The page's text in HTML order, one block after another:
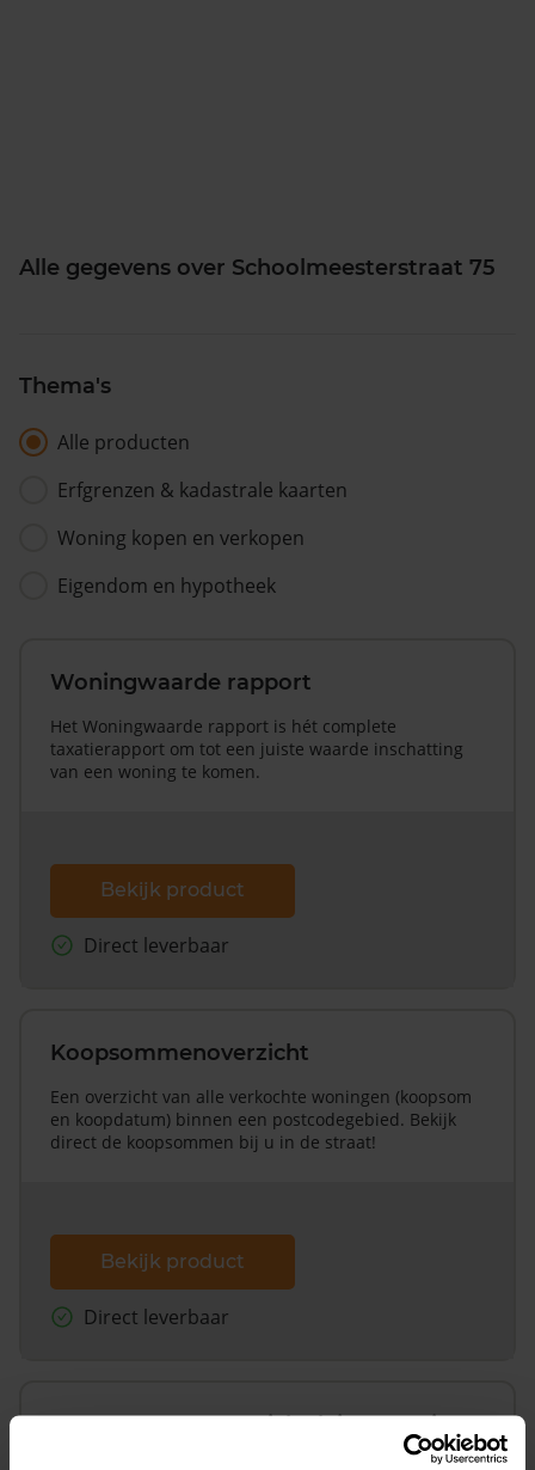
Alle gegevens over Schoolmeesterstraat 75
Thema's
Alle producten
Erfgrenzen & kadastrale kaarten
Woning kopen en verkopen
Eigendom en hypotheek
Woningwaarde rapport
Het Woningwaarde rapport is hét complete
taxatierapport om tot een juiste waarde inschatting
van een woning te komen.
Bekijk product
Direct leverbaar
Koopsommenoverzicht
Een overzicht van alle verkochte woningen (koopsom
en koopdatum) binnen een postcodegebied. Bekijk
direct de koopsommen bij u in de straat!
Bekijk product
Direct leverbaar
Koopsommenoverzicht (1 jaar gratis